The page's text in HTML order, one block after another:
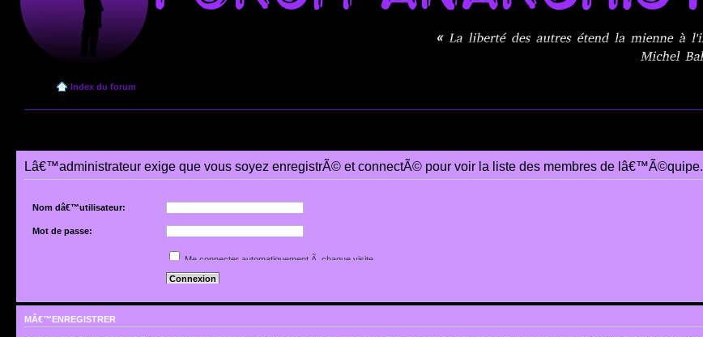
Index du forum
Lâ€™administrateur exige que vous soyez enregistrÃ© et connectÃ© pour voir la liste des membres de lâ€™Ã©quipe.
Nom dâ€™utilisateur:
Mot de passe:
Renvoyer lâ€™e-mail de confirmation
Me connecter automatiquement Ã chaque visite
Cacher mon statut en ligne pour cette session
MÂ€™ENREGISTRER